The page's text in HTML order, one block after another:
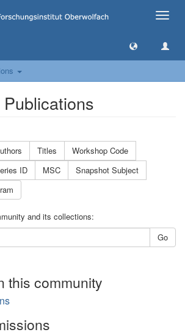
Toggle
Titles
Workshop Code
ID MSC
Snapshot Subject
and its collections:
Go
this community